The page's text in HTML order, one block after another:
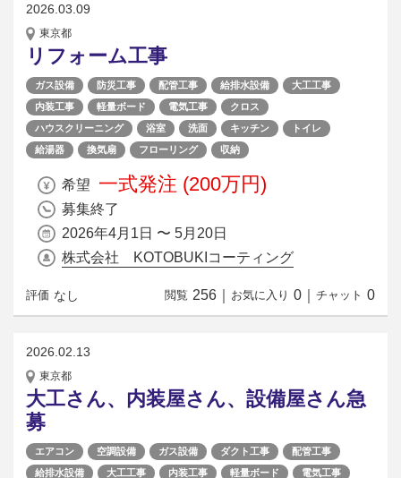
2026.03.09
東京都
リフォーム工事
ガス設備 防災工事 配管工事 給排水設備
大工工事
内装工事
軽量ボード 電気工事
クロス
ハウスクリーニング
浴室 洗面 キッチン
トイレ
給湯器
換気扇 フローリング 収納
希望 一式発注 (200万円)
募集終了
2026年4月1日 〜 5月20日
株式会社 KOTOBUKIコーティング
評価 なし 閲覧 256 お気に入り 0 チャット 0
2026.02.13
東京都
大工さん、内装屋さん、設備屋さん急
募
エアコン 空調設備 ガス設備 ダクト工事
配管工事
給排水設備
大工工事 内装工事 軽量ボード 電気工事